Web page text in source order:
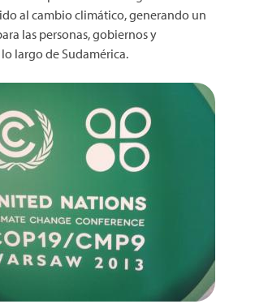
al cambio climático, generando un
las personas, gobiernos y
largo de Sudamérica.